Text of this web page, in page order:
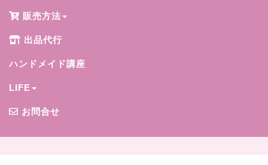
販売方法
出品代行
ハンドメイド講座
LIFE
お問合せ